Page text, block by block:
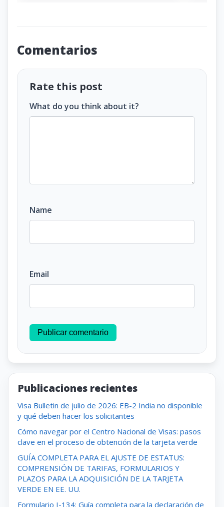
Comentarios
Rate this post
What do you think about it?
Name
Email
Publicar comentario
Publicaciones recientes
Visa Bulletin de julio de 2026: EB-2 India no disponible
y qué deben hacer los solicitantes
Cómo navegar por el Centro Nacional de Visas: pasos
clave en el proceso de obtención de la tarjeta verde
GUÍA COMPLETA PARA EL AJUSTE DE ESTATUS:
COMPRENSIÓN DE TARIFAS, FORMULARIOS Y
PLAZOS PARA LA ADQUISICIÓN DE LA TARJETA
VERDE EN EE. UU.
Formulario I-134: Guía completa para la declaración de